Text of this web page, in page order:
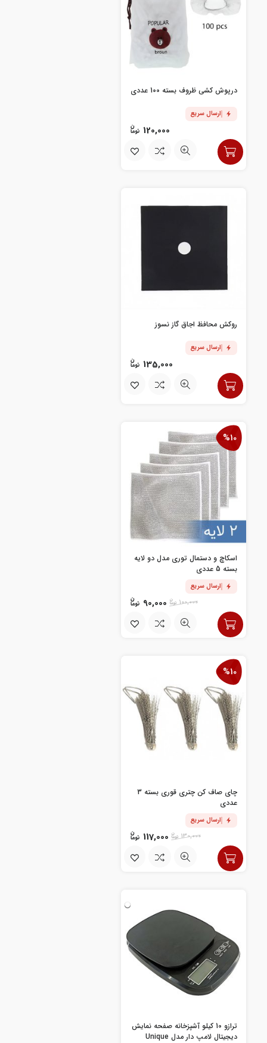
درپوش کشی ظروف بسته 100 عددی
ارسال سریع
120,000
روکش محافظ اجاق گاز نسوز
ارسال سریع
135,000
%10
اسکاچ و دستمال توری مدل دو لایه
بسته 5 عددی
ارسال سریع
100,000
90,000
%10
چای صاف کن چتری قوری بسته 3
عددی
ارسال سریع
130,000
117,000
ترازو 10 کیلو آشپزخانه صفحه نمایش
دیجیتال لامپ دار مدل Unique